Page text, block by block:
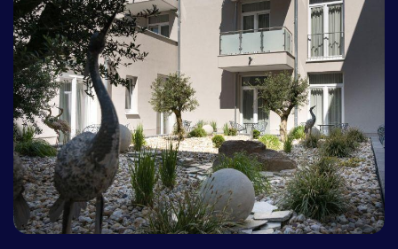
Ontdek hoe een dag vol avonturen eruit ziet
in Phantasialand
Jong en oud vermaakt zich in Phantasialand.